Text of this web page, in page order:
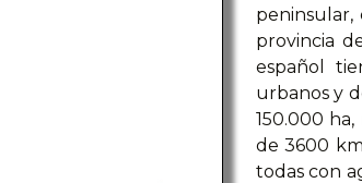
provincia
español
urbanos y
150.000
de 3600
todas con